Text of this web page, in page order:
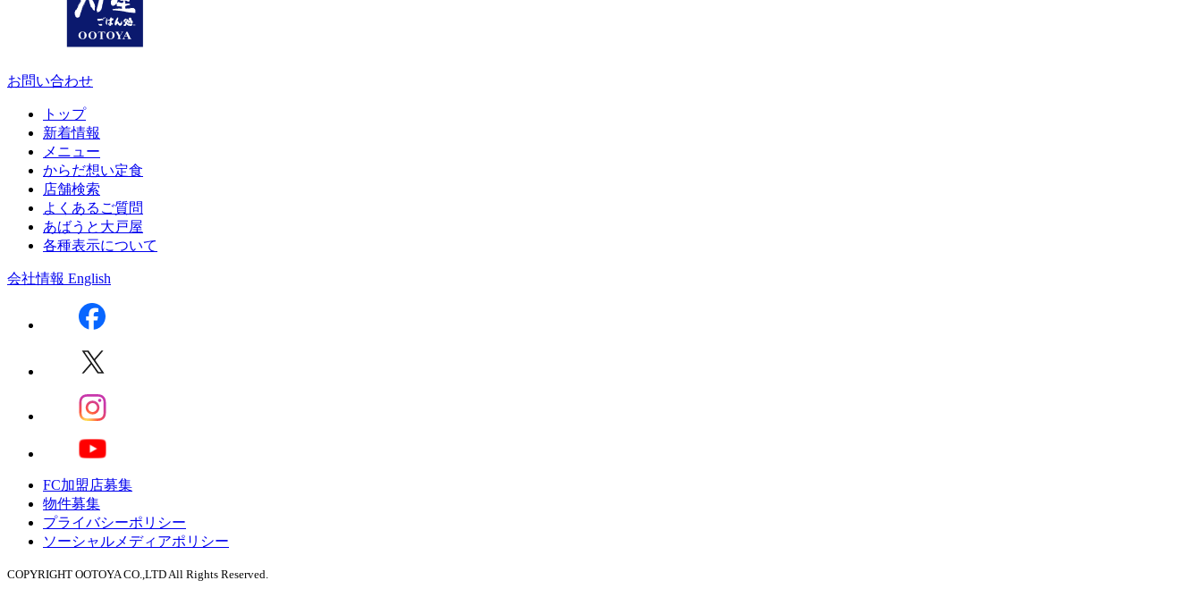
お問い合わせ
トップ
新着情報
メニュー
からだ想い定食
店舗検索
よくあるご質問
あばうと大戸屋
各種表示について
会社情報 English
FC加盟店募集
物件募集
プライバシーポリシー
ソーシャルメディアポリシー
COPYRIGHT OOTOYA CO.,LTD All Rights Reserved.